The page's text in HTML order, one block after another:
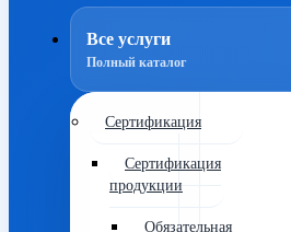
Все услуги
Полный каталог
Сертификация
Сертификация
продукции
Обязательная